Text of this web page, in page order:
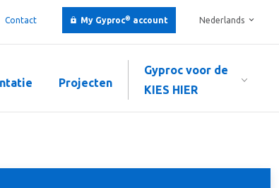
Nederlands
Contact My Gyproc® account
Gyproc voor de
KIES HIER
Projecten